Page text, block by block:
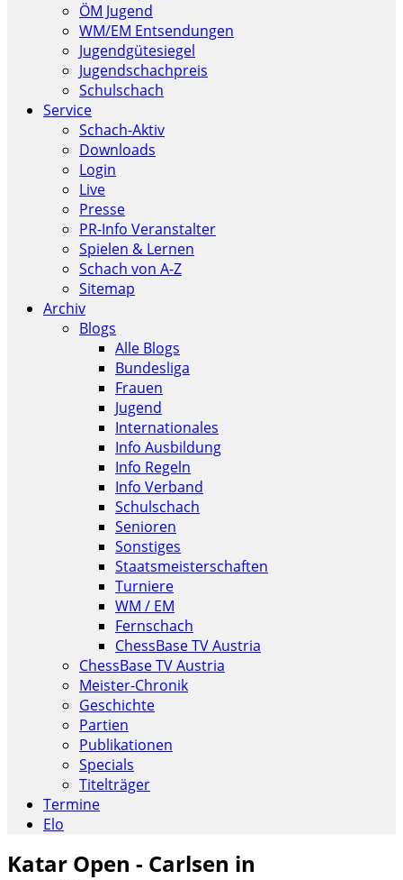
ÖM Jugend
WM/EM Entsendungen
Jugendgütesiegel
Jugendschachpreis
Schulschach
Service
Schach-Aktiv
Downloads
Login
Live
Presse
PR-Info Veranstalter
Spielen & Lernen
Schach von A-Z
Sitemap
Archiv
Blogs
Alle Blogs
Bundesliga
Frauen
Jugend
Internationales
Info Ausbildung
Info Regeln
Info Verband
Schulschach
Senioren
Sonstiges
Staatsmeisterschaften
Turniere
WM / EM
Fernschach
ChessBase TV Austria
ChessBase TV Austria
Meister-Chronik
Geschichte
Partien
Publikationen
Specials
Titelträger
Termine
Elo
Katar Open - Carlsen in